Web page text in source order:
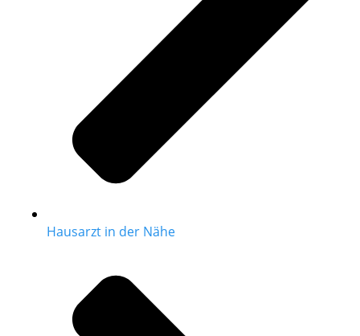
Hausarzt in der Nähe